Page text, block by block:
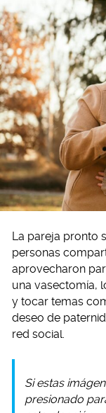
La pareja pronto
personas
aprovecharon
una vasectomía,
y tocar temas
deseo de
red social.
Si estas
presionado